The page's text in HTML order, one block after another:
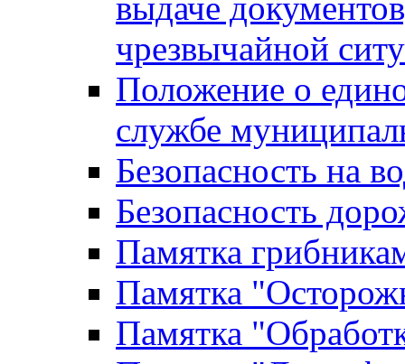
чрезвычайной
Положение о
службе
Безопасность на
Безопасность
Памятка
Памятка
Памятка